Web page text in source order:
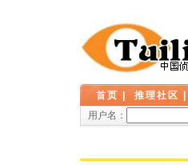
首页 推理社区
用户名：